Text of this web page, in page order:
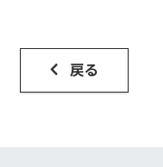
戻る